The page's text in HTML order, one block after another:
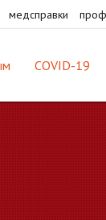
медсправки
COVID-19